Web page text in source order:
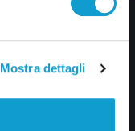
Mostra dettagli